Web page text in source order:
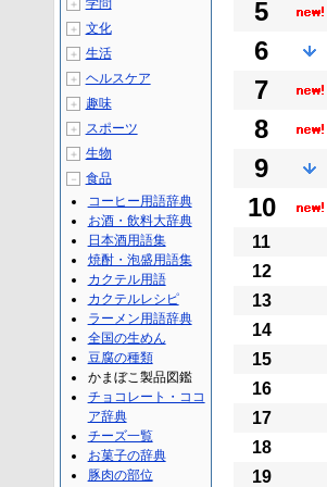
5
6
7
8
9
10
11
12
13
14
15
16
17
18
19
＋ 学問
＋ 文化
＋ 生活
＋ ヘルスケア
＋ 趣味
＋ スポーツ
＋ 生物
－
食品
コーヒー用語辞典
お酒・飲料大辞典
日本酒用語集
焼酎・泡盛用語集
カクテル用語
カクテルレシピ
ラーメン用語辞典
全国の生めん
豆腐の種類
かまぼこ製品図鑑
チョコレート・ココ
ア辞典
チーズ一覧
お菓子の辞典
豚肉の部位